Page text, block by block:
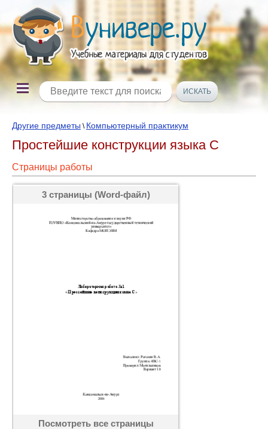
Другие предметы \ Компьютерный практикум
Простейшие конструкции языка С
Страницы работы
3 страницы (Word-файл)
Посмотреть все страницы